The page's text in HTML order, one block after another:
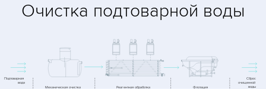
Очистка подтоварной воды